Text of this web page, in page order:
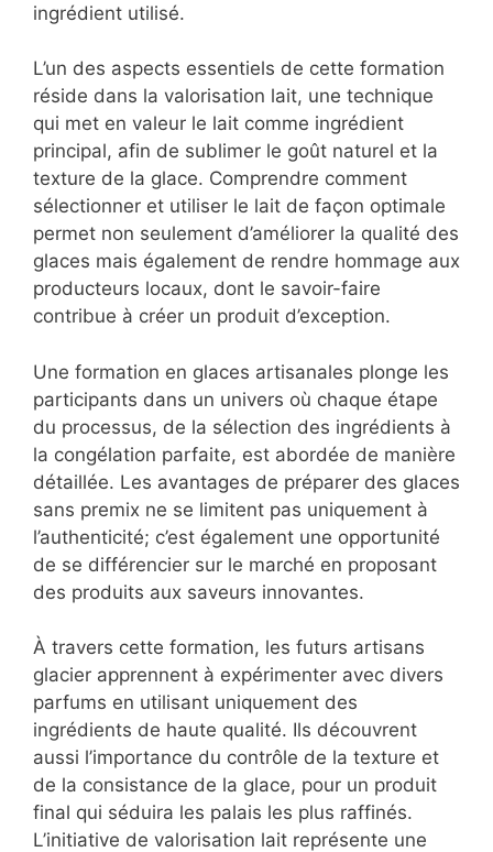
ingrédient utilisé.
L’un des aspects essentiels de cette formation
réside dans la valorisation lait, une technique
qui met en valeur le lait comme ingrédient
principal, afin de sublimer le goût naturel et la
texture de la glace. Comprendre comment
sélectionner et utiliser le lait de façon optimale
permet non seulement d’améliorer la qualité des
glaces mais également de rendre hommage aux
producteurs locaux, dont le savoir-faire
contribue à créer un produit d’exception.
Une formation en glaces artisanales plonge les
participants dans un univers où chaque étape
du processus, de la sélection des ingrédients à
la congélation parfaite, est abordée de manière
détaillée. Les avantages de préparer des glaces
sans premix ne se limitent pas uniquement à
l’authenticité; c’est également une opportunité
de se différencier sur le marché en proposant
des produits aux saveurs innovantes.
À travers cette formation, les futurs artisans
glacier apprennent à expérimenter avec divers
parfums en utilisant uniquement des
ingrédients de haute qualité. Ils découvrent
aussi l’importance du contrôle de la texture et
de la consistance de la glace, pour un produit
final qui séduira les palais les plus raffinés.
L’initiative de valorisation lait représente une